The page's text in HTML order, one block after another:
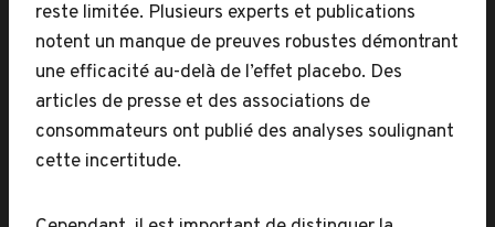
reste limitée. Plusieurs experts et publications
notent un manque de preuves robustes démontrant
une efficacité au-delà de l’effet placebo. Des
articles de presse et des associations de
consommateurs ont publié des analyses soulignant
cette incertitude.